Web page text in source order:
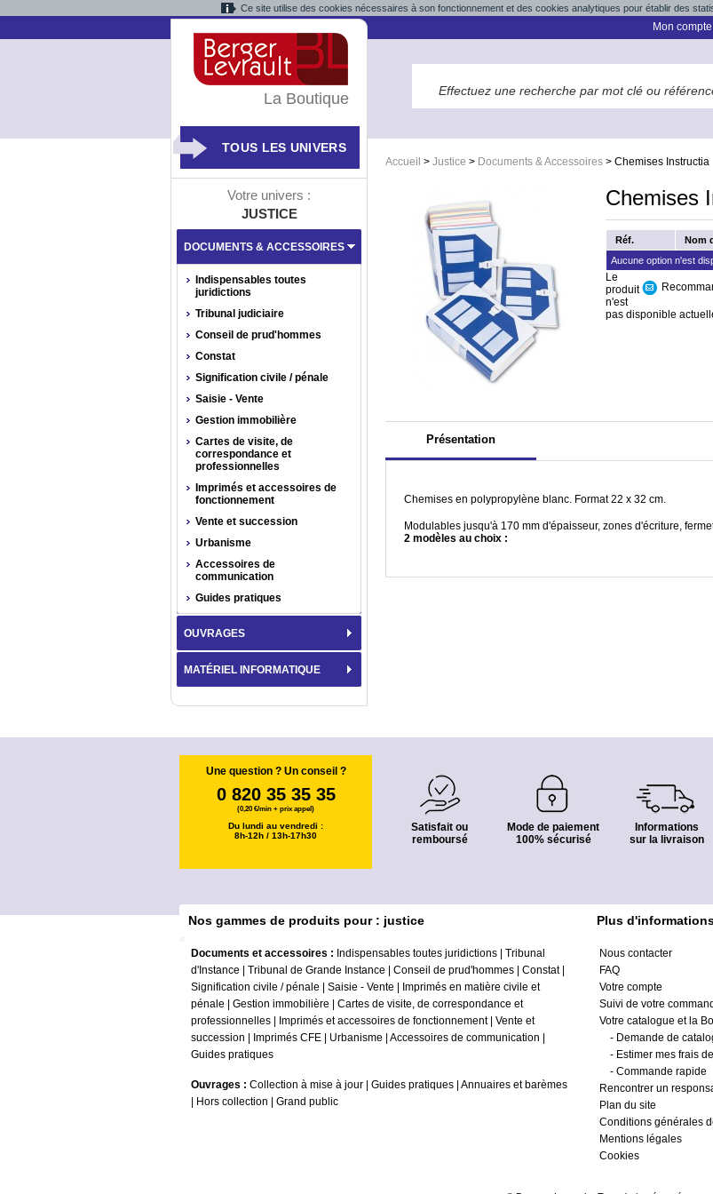
Ce site utilise des cookies nécessaires à son fonctionnement et des cookies analytiques pour établir des
Mon compte
Accueil > Justice > Documents & Accessoires > Chemises Instructia
Chemises
Réf. Nom
Aucune option n'est
Le
produit
n'est
pas disponible
Présentation
Chemises en polypropylène blanc. Format 22 x 32 cm.
Modulables jusqu'à 170 mm d'épaisseur, zones d'écriture,
2 modèles au choix :
La Boutique
TOUS LES UNIVERS
Votre univers :
JUSTICE
DOCUMENTS & ACCESSOIRES
Indispensables toutes
juridictions
Tribunal judiciaire
Conseil de prud'hommes
Constat
Signification civile / pénale
Saisie - Vente
Gestion immobilière
Cartes de visite, de
correspondance et
professionnelles
Imprimés et accessoires de
fonctionnement
Vente et succession
Urbanisme
Accessoires de
communication
Guides pratiques
OUVRAGES
MATÉRIEL INFORMATIQUE
Une question ? Un conseil ?
0 820 35 35 35
(0,20 €/min + prix appel)
Du lundi au vendredi :
8h-12h / 13h-17h30
Satisfait ou
remboursé
Mode de paiement
100% sécurisé
Informations
sur la livraison
Nos gammes de produits pour : justice
Documents et accessoires : Indispensables toutes juridictions
Tribunal
d'Instance
Tribunal de Grande Instance Conseil de prud'hommes Constat|
Signification civile / pénale
Saisie - Vente
Imprimés en matière civile et
pénale
Gestion immobilière
Cartes de visite, de correspondance et
professionnelles
Imprimés et accessoires de fonctionnement| Vente et
succession
Imprimés CFE Urbanisme Accessoires de communication
Guides pratiques
Ouvrages : Collection à mise à jour Guides pratiques Annuaires et barèmes
Hors collection Grand public
Plus
Nous contacter
FAQ
Votre compte
Suivi de votre
Votre catalogue et la
- Demande de
- Estimer mes frais
- Commande rapide
Rencontrer un
Plan du site
Conditions générales
Mentions légales
Cookies